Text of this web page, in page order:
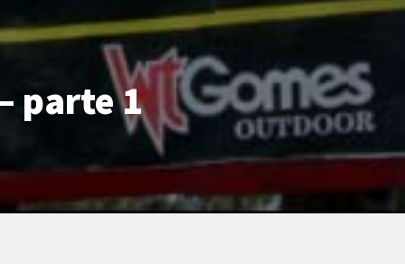
parte 1